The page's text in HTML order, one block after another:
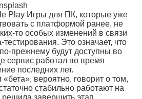
Play Игры для ПК, которые уже
с платформой ранее, не
то особых изменений в связи
Это означает, что
прежнему будут доступны во
сервис работал во время
последних лет.
вероятно, говорит о том,
стабильно работают на
завершить этап